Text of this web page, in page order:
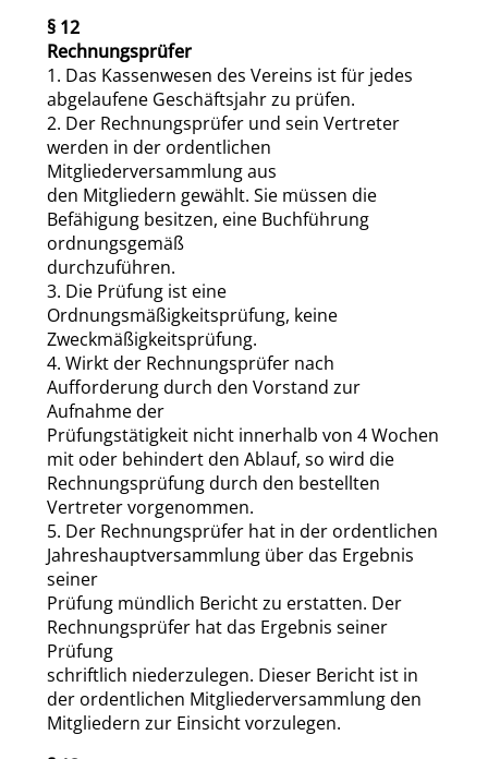
§ 12
Rechnungsprüfer
1. Das Kassenwesen des Vereins ist für jedes
abgelaufene Geschäftsjahr zu prüfen.
2. Der Rechnungsprüfer und sein Vertreter
werden in der ordentlichen
Mitgliederversammlung aus
den Mitgliedern gewählt. Sie müssen die
Befähigung besitzen, eine Buchführung
ordnungsgemäß
durchzuführen.
3. Die Prüfung ist eine
Ordnungsmäßigkeitsprüfung, keine
Zweckmäßigkeitsprüfung.
4. Wirkt der Rechnungsprüfer nach
Aufforderung durch den Vorstand zur
Aufnahme der
Prüfungstätigkeit nicht innerhalb von 4 Wochen
mit oder behindert den Ablauf, so wird die
Rechnungsprüfung durch den bestellten
Vertreter vorgenommen.
5. Der Rechnungsprüfer hat in der ordentlichen
Jahreshauptversammlung über das Ergebnis
seiner
Prüfung mündlich Bericht zu erstatten. Der
Rechnungsprüfer hat das Ergebnis seiner
Prüfung
schriftlich niederzulegen. Dieser Bericht ist in
der ordentlichen Mitgliederversammlung den
Mitgliedern zur Einsicht vorzulegen.